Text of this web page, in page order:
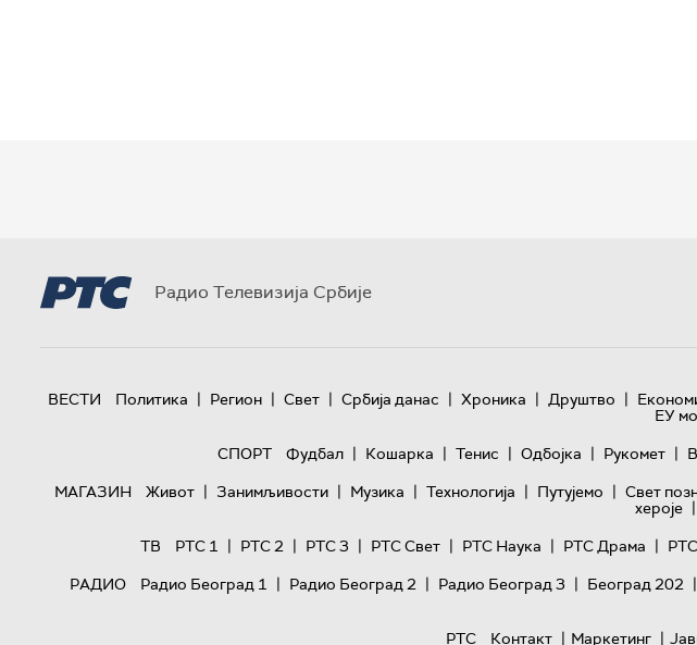
Радио Телевизија Србије
ВЕСТИ Политика | Регион | Свет | Србија данас | Хроника | Друштво |
ЕУ
СПОРТ
Фудбал | Кошарка | Тенис | Одбојка | Рукомет |
МАГАЗИН
Живот | Занимљивости | Музика | Технологијa | Путујемо | Свет
хероје |
ТВ
РТС 1 | РТС 2 | РТС 3 | РТС Свет | РТС Наука | РТС Драма |
РАДИО
Радио Београд 1 | Радио Београд 2 | Радио Београд 3 | Београд 202 |
РТС
Контакт | Маркетинг |